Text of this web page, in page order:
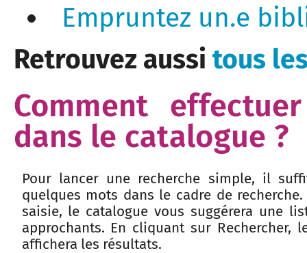
Empruntez un.e
Retrouvez aussi tous
Comment
dans le catalogue ?
Pour lancer une recherche simple, il
quelques mots dans le cadre de
saisie, le catalogue vous suggérera une
approchants. En cliquant sur Rechercher,
affichera les résultats.